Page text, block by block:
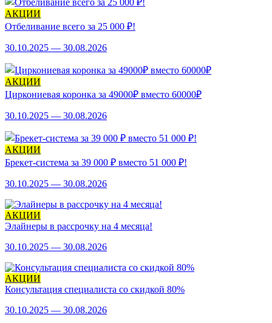
АКЦИИ
Отбеливание всего за 25 000 ₽!
30.10.2025 — 30.08.2026
АКЦИИ
Циркониевая коронка за 49000₽ вместо 60000₽
30.10.2025 — 30.08.2026
АКЦИИ
Брекет-система за 39 000 ₽ вместо 51 000 ₽!
30.10.2025 — 30.08.2026
АКЦИИ
Элайнеры в рассрочку на 4 месяца!
30.10.2025 — 30.08.2026
АКЦИИ
Консультация специалиста со скидкой 80%
30.10.2025 — 30.08.2026